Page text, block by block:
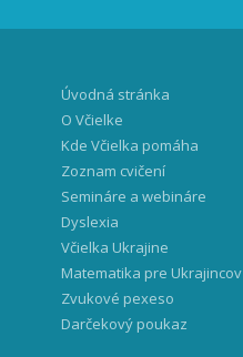
Úvodná stránka
O Včielke
Kde Včielka pomáha
Zoznam cvičení
Semináre a webináre
Dyslexia
Včielka Ukrajine
Matematika pre Ukrajincov
Zvukové pexeso
Darčekový poukaz